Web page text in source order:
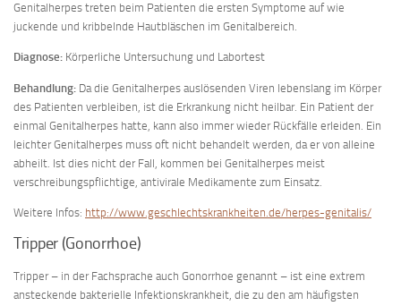
Genitalherpes treten beim Patienten die ersten Symptome auf wie
juckende und kribbelnde Hautbläschen im Genitalbereich.
Diagnose: Körperliche Untersuchung und Labortest
Behandlung: Da die Genitalherpes auslösenden Viren lebenslang im Körper
des Patienten verbleiben, ist die Erkrankung nicht heilbar. Ein Patient der
einmal Genitalherpes hatte, kann also immer wieder Rückfälle erleiden. Ein
leichter Genitalherpes muss oft nicht behandelt werden, da er von alleine
abheilt. Ist dies nicht der Fall, kommen bei Genitalherpes meist
verschreibungspflichtige, antivirale Medikamente zum Einsatz.
Weitere Infos: http://www.geschlechtskrankheiten.de/herpes-genitalis/
Tripper (Gonorrhoe)
Tripper – in der Fachsprache auch Gonorrhoe genannt – ist eine extrem
ansteckende bakterielle Infektionskrankheit, die zu den am häufigsten